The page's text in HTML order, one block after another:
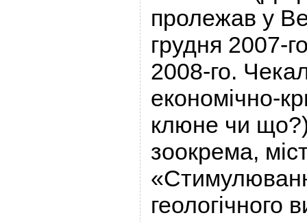
пролежав у
грудня 2007-
2008-го.
економічно-
клюне чи
зоокрема,
геологічного